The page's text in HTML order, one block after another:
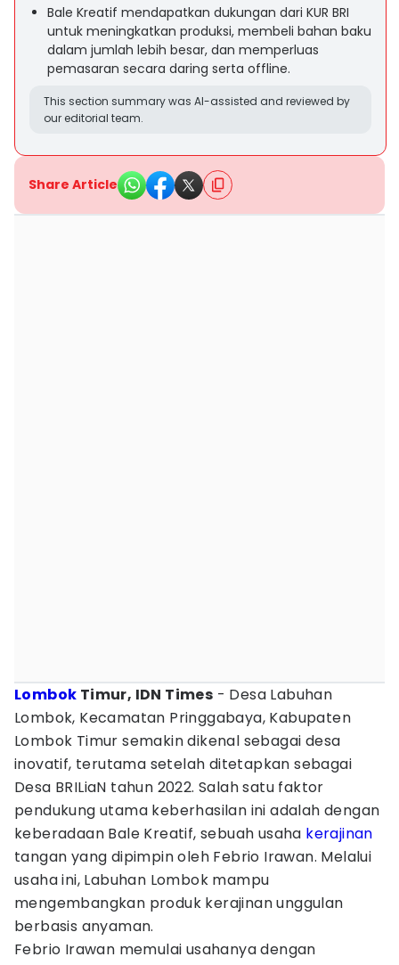
Bale Kreatif mendapatkan dukungan dari KUR BRI
untuk meningkatkan produksi, membeli bahan baku
dalam jumlah lebih besar, dan memperluas
pemasaran secara daring serta offline.
This section summary was AI-assisted and reviewed by
our editorial team.
Share Article
Lombok Timur, IDN Times - Desa Labuhan
Lombok, Kecamatan Pringgabaya, Kabupaten
Lombok Timur semakin dikenal sebagai desa
inovatif, terutama setelah ditetapkan sebagai
Desa BRILiaN tahun 2022. Salah satu faktor
pendukung utama keberhasilan ini adalah dengan
keberadaan Bale Kreatif, sebuah usaha kerajinan
tangan yang dipimpin oleh Febrio Irawan. Melalui
usaha ini, Labuhan Lombok mampu
mengembangkan produk kerajinan unggulan
berbasis anyaman.
Febrio Irawan memulai usahanya dengan